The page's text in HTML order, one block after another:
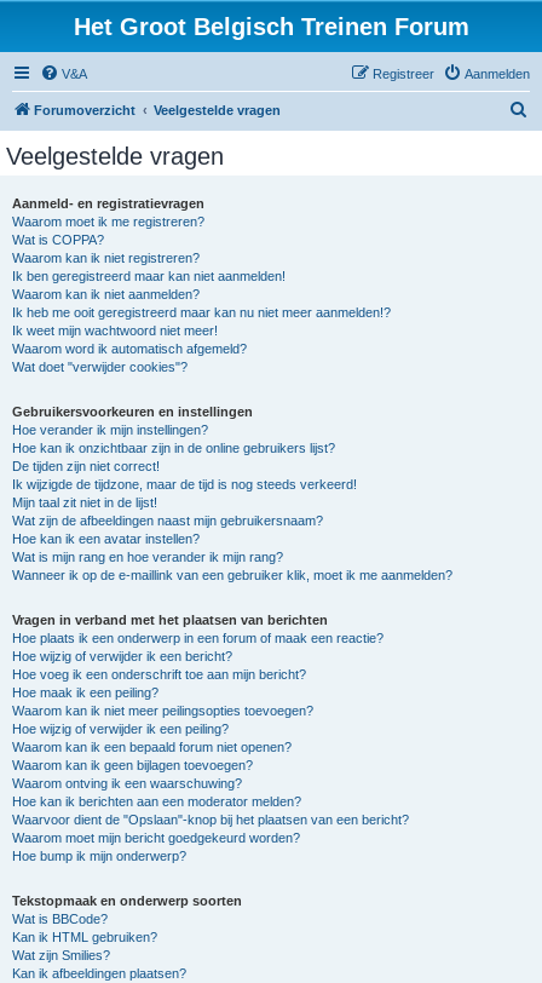
Het Groot Belgisch Treinen Forum
V&A Aanmelden
Registreer
Forumoverzicht Veelgestelde vragen
Veelgestelde vragen
Aanmeld- en registratievragen
Waarom moet ik me registreren?
Wat is COPPA?
Waarom kan ik niet registreren?
Ik ben geregistreerd maar kan niet aanmelden!
Waarom kan ik niet aanmelden?
Ik heb me ooit geregistreerd maar kan nu niet meer aanmelden!?
Ik weet mijn wachtwoord niet meer!
Waarom word ik automatisch afgemeld?
Wat doet "verwijder cookies"?
Gebruikersvoorkeuren en instellingen
Hoe verander ik mijn instellingen?
Hoe kan ik onzichtbaar zijn in de online gebruikers lijst?
De tijden zijn niet correct!
Ik wijzigde de tijdzone, maar de tijd is nog steeds verkeerd!
Mijn taal zit niet in de lijst!
Wat zijn de afbeeldingen naast mijn gebruikersnaam?
Hoe kan ik een avatar instellen?
Wat is mijn rang en hoe verander ik mijn rang?
Wanneer ik op de e-maillink van een gebruiker klik, moet ik me aanmelden?
Vragen in verband met het plaatsen van berichten
Hoe plaats ik een onderwerp in een forum of maak een reactie?
Hoe wijzig of verwijder ik een bericht?
Hoe voeg ik een onderschrift toe aan mijn bericht?
Hoe maak ik een peiling?
Waarom kan ik niet meer peilingsopties toevoegen?
Hoe wijzig of verwijder ik een peiling?
Waarom kan ik een bepaald forum niet openen?
Waarom kan ik geen bijlagen toevoegen?
Waarom ontving ik een waarschuwing?
Hoe kan ik berichten aan een moderator melden?
Waarvoor dient de "Opslaan"-knop bij het plaatsen van een bericht?
Waarom moet mijn bericht goedgekeurd worden?
Hoe bump ik mijn onderwerp?
Tekstopmaak en onderwerp soorten
Wat is BBCode?
Kan ik HTML gebruiken?
Wat zijn Smilies?
Kan ik afbeeldingen plaatsen?